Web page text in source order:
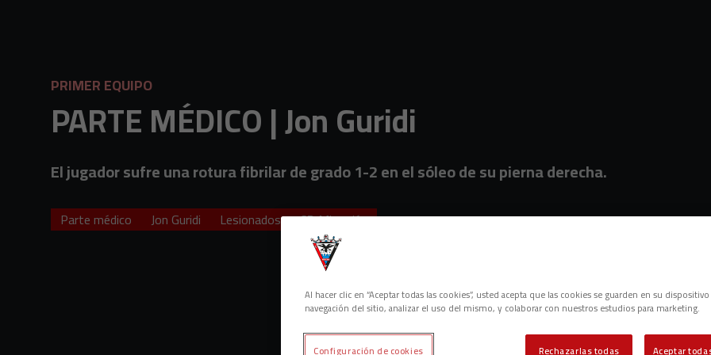
PRIMER EQUIPO
PARTE MÉDICO | Jon Guridi
El jugador sufre una rotura fibrilar de grado 1-2 en el sóleo de su pierna derecha.
Parte médico Jon Guridi Lesionados CD Mirandés
Al hacer clic en “Aceptar todas las cookies”, usted acepta que las cookies se guarden en su
navegación del sitio, analizar el uso del mismo, y colaborar con nuestros estudios para marketing.
Rechazarlas todas Aceptar
Configuración de cookies